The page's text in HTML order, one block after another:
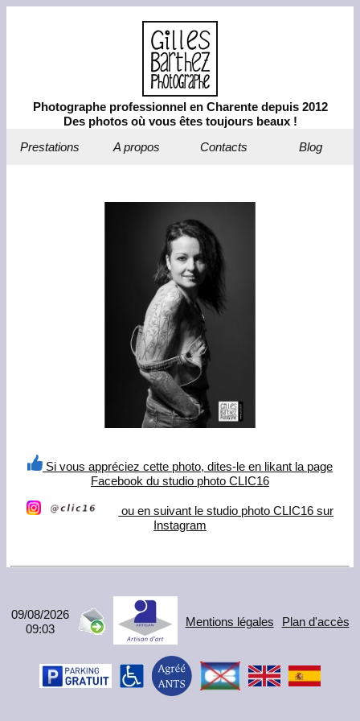
Photographe professionnel en Charente depuis 2012
Des photos où vous êtes toujours beaux !
Prestations
A propos Contacts Blog
Si vous appréciez cette photo, dites-le en likant la page
Facebook du studio photo CLIC16
ou en suivant le studio photo CLIC16 sur
Instagram
09/08/2026
09:03
Mentions légales Plan d'accès